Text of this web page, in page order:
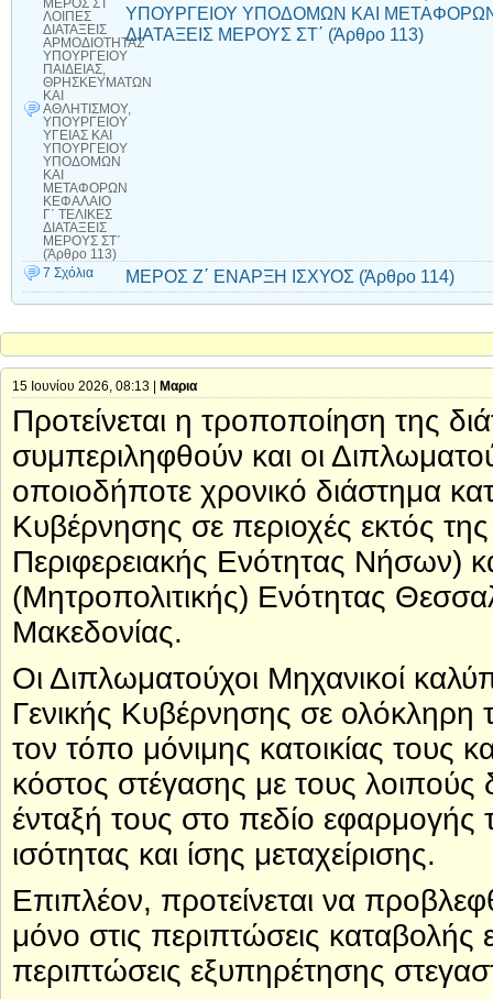
ΜΕΡΟΣ ΣΤ΄
ΛΟΙΠΕΣ
ΔΙΑΤΑΞΕΙΣ
ΑΡΜΟΔΙΟΤΗΤΑΣ
ΥΠΟΥΡΓΕΙΟΥ
ΠΑΙΔΕΙΑΣ,
ΘΡΗΣΚΕΥΜΑΤΩΝ
ΚΑΙ
ΑΘΛΗΤΙΣΜΟΥ,
ΥΠΟΥΡΓΕΙΟΥ
ΥΓΕΙΑΣ ΚΑΙ
ΥΠΟΥΡΓΕΙΟΥ
ΥΠΟΔΟΜΩΝ
ΚΑΙ
ΜΕΤΑΦΟΡΩΝ
ΚΕΦΑΛΑΙΟ
Γ΄ ΤΕΛΙΚΕΣ
ΔΙΑΤΑΞΕΙΣ
ΜΕΡΟΥΣ ΣΤ΄
(Άρθρο 113)
ΥΠΟΥΡΓΕΙΟΥ ΥΠΟΔΟΜΩΝ ΚΑΙ ΜΕΤΑΦΟΡΩΝ
ΔΙΑΤΑΞΕΙΣ ΜΕΡΟΥΣ ΣΤ΄ (Άρθρο 113)
7 Σχόλια ΜΕΡΟΣ Ζ΄ ΕΝΑΡΞΗ ΙΣΧΥΟΣ (Άρθρο 114)
15 Ιουνίου 2026, 08:13 | Μαρια
Προτείνεται η τροποποίηση της
συμπεριληφθούν και οι
οποιοδήποτε χρονικό διάστημα
Κυβέρνησης σε περιοχές εκτός
Περιφερειακής Ενότητας Νήσων)
(Μητροπολιτικής) Ενότητας
Μακεδονίας.
Οι Διπλωματούχοι Μηχανικοί
Γενικής Κυβέρνησης σε
τον τόπο μόνιμης κατοικίας τους
κόστος στέγασης με τους λοιπούς
ένταξή τους στο πεδίο εφαρμογής
ισότητας και ίσης μεταχείρισης.
Επιπλέον, προτείνεται να
μόνο στις περιπτώσεις καταβολής
περιπτώσεις εξυπηρέτησης